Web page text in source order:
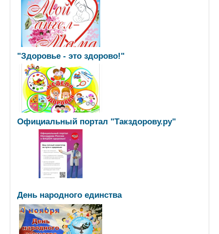
"Здоровье - это здорово!"
Официальный портал "Такздорову.ру"
День народного единства